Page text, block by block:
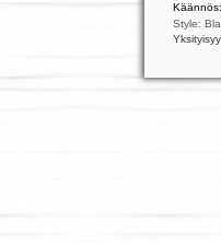
Style: